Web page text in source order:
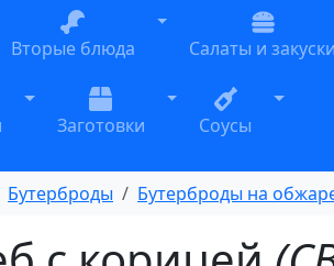
Dropdown
Вторые блюда
Toggle Dropdown
Салаты и закуски
Toggle Dropdown
Заготовки
Toggle Dropdown
Соусы
Toggle
Бутерброды Бутерброды на